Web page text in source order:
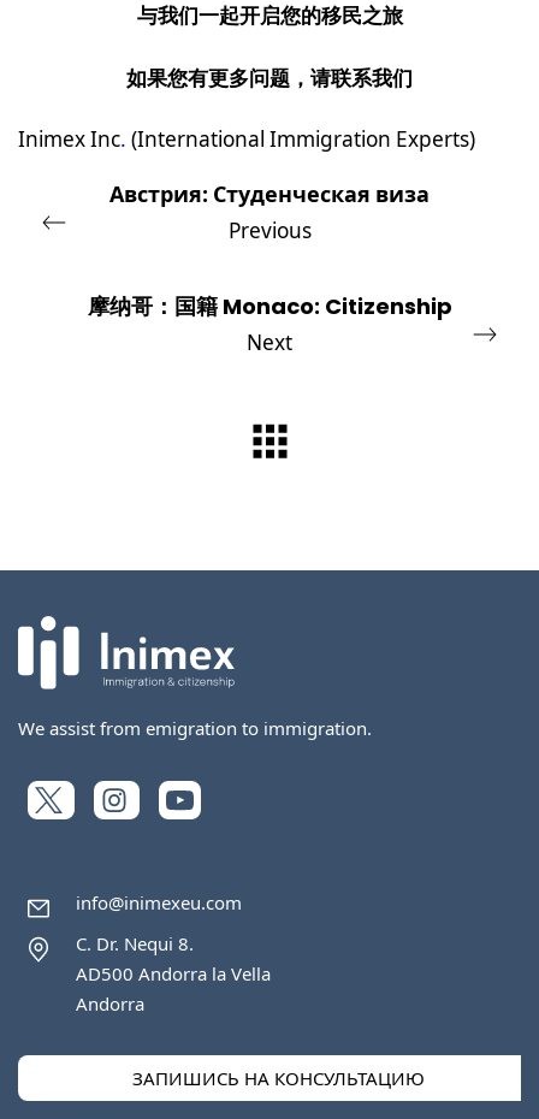
与我们一起开启您的移民之旅
如果您有更多问题，请联系我们
Inimex Inc. (International Immigration Experts)
Австрия: Студенческая виза
Previous
摩纳哥：国籍 Monaco: Citizenship
Next
We assist from emigration to immigration.
info@inimexeu.com
C. Dr. Nequi 8.
AD500 Andorra la Vella
Andorra
ЗАПИШИСЬ НА КОНСУЛЬТАЦИЮ